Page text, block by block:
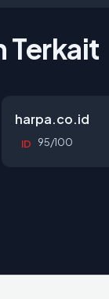
Terkait
harpa.co.id
ID 95/100